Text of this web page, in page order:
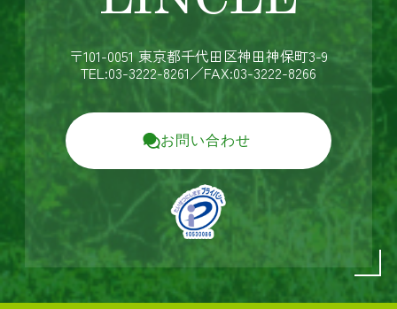
〒101-0051 東京都千代田区神田神保町3-9
TEL:03-3222-8261／FAX:03-3222-8266
お問い合わせ